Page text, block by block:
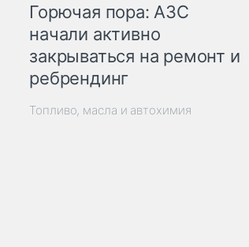
Горючая пора: АЗС
начали активно
закрываться на ремонт и
ребрендинг
Топливо, масла и автохимия